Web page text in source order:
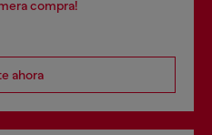
compra!
ahora